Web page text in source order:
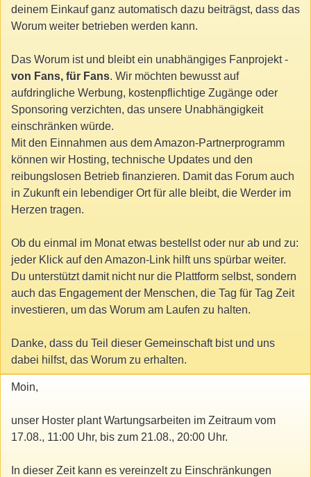
deinem Einkauf ganz automatisch dazu beiträgst, dass das
Worum weiter betrieben werden kann.
Das Worum ist und bleibt ein unabhängiges Fanprojekt -
von Fans, für Fans. Wir möchten bewusst auf
aufdringliche Werbung, kostenpflichtige Zugänge oder
Sponsoring verzichten, das unsere Unabhängigkeit
einschränken würde.
Mit den Einnahmen aus dem Amazon-Partnerprogramm
können wir Hosting, technische Updates und den
reibungslosen Betrieb finanzieren. Damit das Forum auch
in Zukunft ein lebendiger Ort für alle bleibt, die Werder im
Herzen tragen.
Ob du einmal im Monat etwas bestellst oder nur ab und zu:
jeder Klick auf den Amazon-Link hilft uns spürbar weiter.
Du unterstützt damit nicht nur die Plattform selbst, sondern
auch das Engagement der Menschen, die Tag für Tag Zeit
investieren, um das Worum am Laufen zu halten.
Danke, dass du Teil dieser Gemeinschaft bist und uns
dabei hilfst, das Worum zu erhalten.
Moin,
unser Hoster plant Wartungsarbeiten im Zeitraum vom
17.08., 11:00 Uhr, bis zum 21.08., 20:00 Uhr.
In dieser Zeit kann es vereinzelt zu Einschränkungen